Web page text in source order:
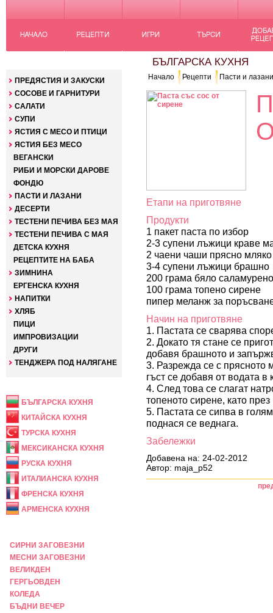
ПРЕДЯСТИЯ И ЗАКУСКИ
СОСОВЕ И ГАРНИТУРИ
САЛАТИ
СУПИ
ЯСТИЯ С МЕСО И ПТИЦИ
ЯСТИЯ БЕЗ МЕСО
ВЕГАНСКИ
РИБИ И МОРСКИ ДАРОВЕ
ФОНДЮ
ПАСТИ И ЛАЗАНИ
ДЕСЕРТИ
ТЕСТЕНИ ПЕЧИВА БЕЗ МАЯ
ТЕСТЕНИ ПЕЧИВА С МАЯ
ДЕТСКА КУХНЯ
РЕЦЕПТИТЕ НА БАБА
ЗИМНИНА
ЕРГЕНСКА КУХНЯ
НАПИТКИ
ХЛЯБ
ПИЦИ
ИМПРОВИЗАЦИИ
ДРУГИ
ТЕНДЖЕРА ПОД НАЛЯГАНЕ
БЪЛГАРСКА КУХНЯ
КИТАЙСКА КУХНЯ
ТУРСКА КУХНЯ
МЕКСИКАНСКА КУХНЯ
РУСКА КУХНЯ
ИТАЛИАНСКА КУХНЯ
ФРЕНСКА КУХНЯ
АРМЕНСКА КУХНЯ
СИРНИ ЗАГОВЕЗНИ
МЕСНИ ЗАГОВЕЗНИ
ВЕЛИКДЕН
ГЕРГЬОВДЕН
КОЛЕДА
БЪДНИ ВЕЧЕР
БЪЛГАРСКА КУХНЯ
Начало Рецепти Пасти и лазани
Етапи на приготвяне
Продукти
1 пакет паста по избор
2-3 супени лъжици краве
2 чаени чаши прясно мляко
3-4 супени лъжици брашно
200 грама бяло
100 грама топено сирене
пипер меланж за
Начин на приготвяне
1. Пастата се сварява
2. Докато тя стане се
добавя брашното и
3. Разрежда се с прясното
гъст се добавя от водата в
4. След това се слагат
топеното сирене, като
5. Пастата се сипва в
поднася се веднага.
Забележки
Добавена на: 24-02-2012
Автор: maja_p52